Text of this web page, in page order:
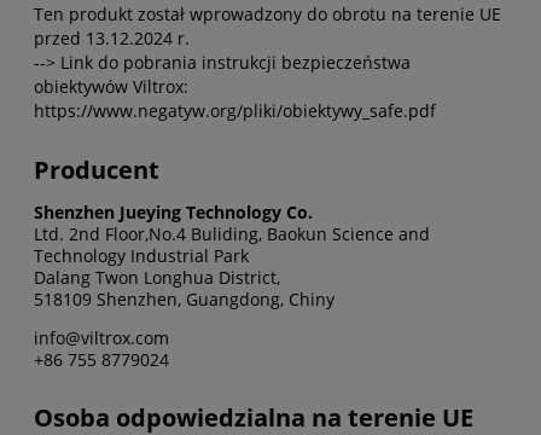
Ten produkt został wprowadzony do obrotu na terenie UE
przed 13.12.2024 r.
--> Link do pobrania instrukcji bezpieczeństwa
obiektywów Viltrox:
https://www.negatyw.org/pliki/obiektywy_safe.pdf
Producent
Shenzhen Jueying Technology Co.
Ltd. 2nd Floor,No.4 Buliding, Baokun Science and
Technology Industrial Park
Dalang Twon Longhua District,
518109 Shenzhen, Guangdong, Chiny
info@viltrox.com
+86 755 8779024
Osoba odpowiedzialna na terenie UE